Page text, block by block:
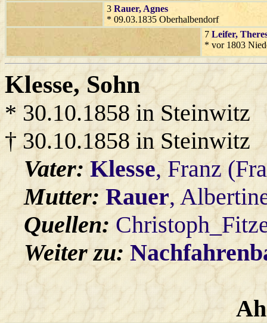
3 Rauer, Agnes
* 09.03.1835 Oberhalbendorf
7 Leifer,
* vor 1803
Klesse, Sohn
* 30.10.1858 in Steinwitz
† 30.10.1858 in Steinwitz
Vater:Klesse, Franz
Mutter: Rauer,
Quellen:
Weiter zu: